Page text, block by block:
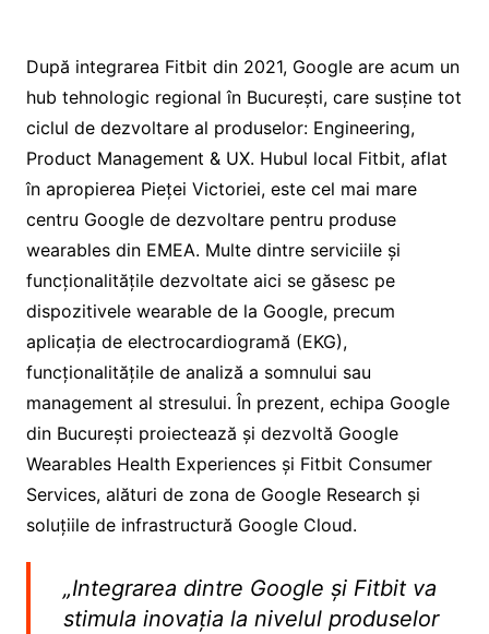
După integrarea Fitbit din 2021, Google are acum un
hub tehnologic regional în București, care susține tot
ciclul de dezvoltare al produselor: Engineering,
Product Management & UX. Hubul local Fitbit, aflat
în apropierea Pieței Victoriei, este cel mai mare
centru Google de dezvoltare pentru produse
wearables din EMEA. Multe dintre serviciile și
funcționalitățile dezvoltate aici se găsesc pe
dispozitivele wearable de la Google, precum
aplicația de electrocardiogramă (EKG),
funcționalitățile de analiză a somnului sau
management al stresului. În prezent, echipa Google
din București proiectează și dezvoltă Google
Wearables Health Experiences și Fitbit Consumer
Services, alături de zona de Google Research și
soluțiile de infrastructură Google Cloud.
„Integrarea dintre Google și Fitbit va
stimula inovația la nivelul produselor